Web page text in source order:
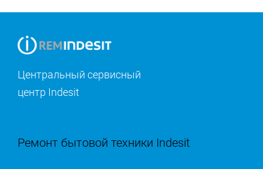
Центральный сервисный
центр Indesit
Ремонт бытовой техники Indesit